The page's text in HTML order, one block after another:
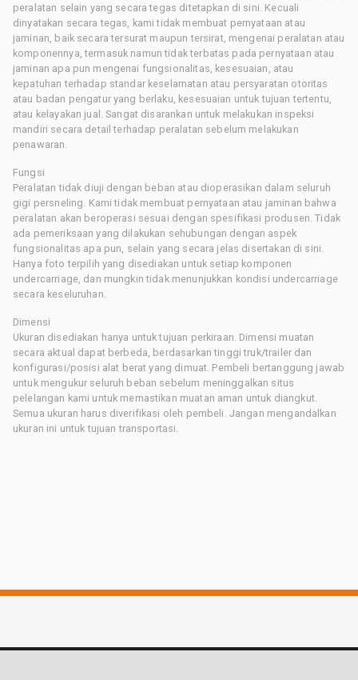
peralatan selain yang secara tegas ditetapkan di sini. Kecuali
dinyatakan secara tegas, kami tidak membuat pernyataan atau
jaminan, baik secara tersurat maupun tersirat, mengenai peralatan atau
komponennya, termasuk namun tidak terbatas pada pernyataan atau
jaminan apa pun mengenai fungsionalitas, kesesuaian, atau
kepatuhan terhadap standar keselamatan atau persyaratan otoritas
atau badan pengatur yang berlaku, kesesuaian untuk tujuan tertentu,
atau kelayakan jual. Sangat disarankan untuk melakukan inspeksi
mandiri secara detail terhadap peralatan sebelum melakukan
penawaran.
Fungsi
Peralatan tidak diuji dengan beban atau dioperasikan dalam seluruh
gigi persneling. Kami tidak membuat pernyataan atau jaminan bahwa
peralatan akan beroperasi sesuai dengan spesifikasi produsen. Tidak
ada pemeriksaan yang dilakukan sehubungan dengan aspek
fungsionalitas apa pun, selain yang secara jelas disertakan di sini.
Hanya foto terpilih yang disediakan untuk setiap komponen
undercarriage, dan mungkin tidak menunjukkan kondisi undercarriage
secara keseluruhan.
Dimensi
Ukuran disediakan hanya untuk tujuan perkiraan. Dimensi muatan
secara aktual dapat berbeda, berdasarkan tinggi truk/trailer dan
konfigurasi/posisi alat berat yang dimuat. Pembeli bertanggung jawab
untuk mengukur seluruh beban sebelum meninggalkan situs
pelelangan kami untuk memastikan muatan aman untuk diangkut.
Semua ukuran harus diverifikasi oleh pembeli. Jangan mengandalkan
ukuran ini untuk tujuan transportasi.